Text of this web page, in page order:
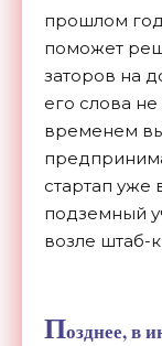
прошлом
поможет
заторов на
его слова
временем
стартап
подземный
возле штаб-
Позднее, в